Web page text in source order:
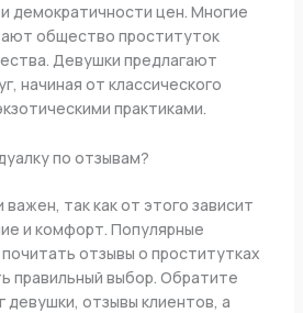
демократичности цен. Многие
общество проституток
Девушки предлагают
начиная от классического
практиками.
по отзывам?
так как от этого зависит
и комфорт. Популярные
отзывы о проститутках
правильный выбор. Обратите
девушки, отзывы клиентов, а